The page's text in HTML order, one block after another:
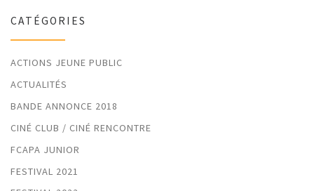
CATÉGORIES
ACTIONS JEUNE PUBLIC
ACTUALITÉS
BANDE ANNONCE 2018
CINÉ CLUB / CINÉ RENCONTRE
FCAPA JUNIOR
FESTIVAL 2021